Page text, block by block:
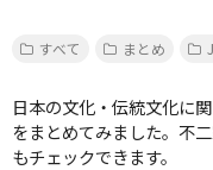
すべて
まとめ
日本の文化・伝統文化に
をまとめてみました。不
もチェックできます。